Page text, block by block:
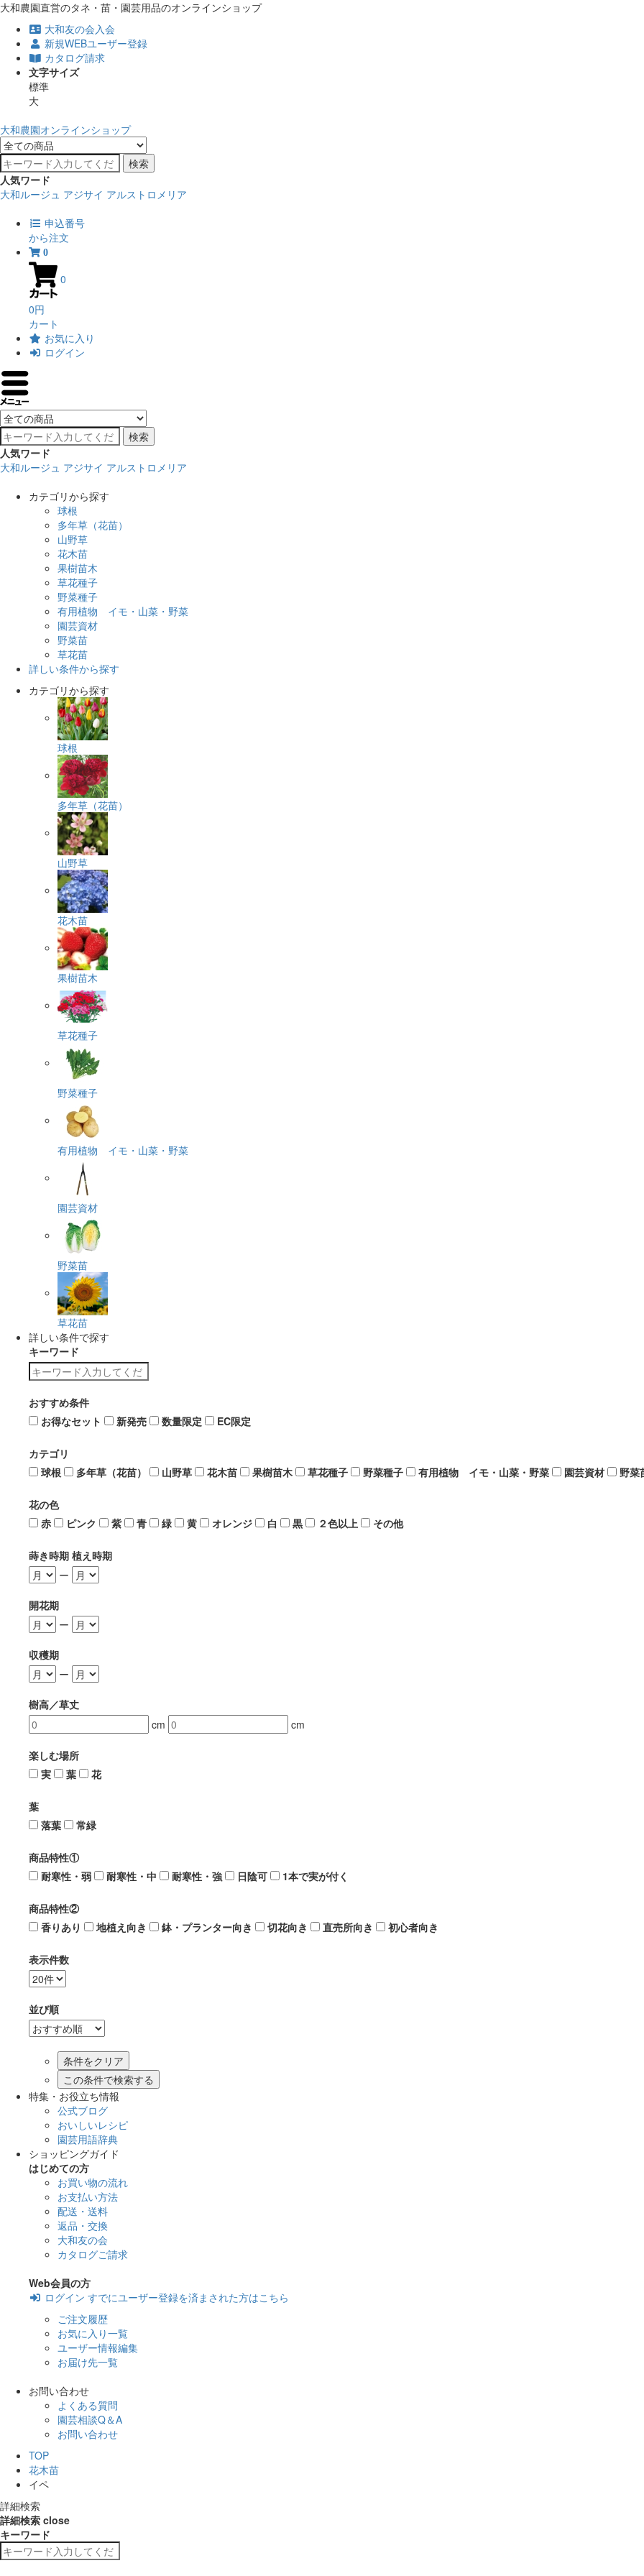
大和農園直営のタネ・苗・園芸用品のオンラインショップ
大和友の会入会
新規WEBユーザー登録
カタログ請求
文字サイズ
標準
大
大和農園オンラインショップ
検索
人気ワード
大和ルージュ アジサイ アルストロメリア
申込番号
から注文
0
0
0円
カート
お気に入り
ログイン
検索
人気ワード
大和ルージュ アジサイ アルストロメリア
カテゴリから探す
球根
多年草（花苗）
山野草
花木苗
果樹苗木
草花種子
野菜種子
有用植物 イモ・山菜・野菜
園芸資材
野菜苗
草花苗
詳しい条件から探す
カテゴリから探す
球根
多年草（花苗）
山野草
花木苗
果樹苗木
草花種子
野菜種子
有用植物 イモ・山菜・野菜
園芸資材
野菜苗
草花苗
詳しい条件で探す
キーワード
おすすめ条件
お得なセット
新発売 数量限定 EC限定
カテゴリ
球根
多年草（花苗） 山野草 花木苗 果樹苗木 草花種子 野菜種子 有用植物 イモ・山菜・野菜 園芸資材 野菜
花の色
赤
ピンク 紫 青 緑 黄 オレンジ 白 黒 ２色以上 その他
蒔き時期 植え時期
ー
開花期
ー
収穫期
ー
樹高／草丈
cm
cm
楽しむ場所
実
葉 花
葉
落葉
常緑
商品特性①
耐寒性・弱
耐寒性・中 耐寒性・強 日陰可 1本で実が付く
商品特性②
香りあり
地植え向き 鉢・プランター向き 切花向き 直売所向き 初心者向き
表示件数
並び順
この条件で検索する
特集・お役立ち情報
公式ブログ
おいしいレシピ
園芸用語辞典
ショッピングガイド
はじめての方
お買い物の流れ
お支払い方法
配送・送料
返品・交換
大和友の会
カタログご請求
Web会員の方
ログイン すでにユーザー登録を済まされた方はこちら
ご注文履歴
お気に入り一覧
ユーザー情報編集
お届け先一覧
お問い合わせ
よくある質問
園芸相談Q＆A
お問い合わせ
TOP
花木苗
イペ
詳細検索
詳細検索 close
キーワード